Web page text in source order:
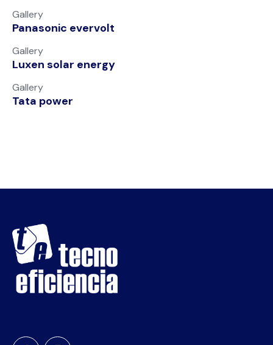
Gallery
Panasonic evervolt
Gallery
Luxen solar energy
Gallery
Tata power